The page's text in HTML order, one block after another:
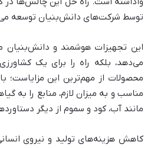
توسط شرکت‌های دانش‌بنیان توسعه
این تجهیزات هوشمند و دانش‌بنیان
می‌دهد، بلکه راه را برای یک
محصولات از مهم‌ترین این مزایاست؛
مناسب و به میزان لازم، منابع را به
مانند آب، کود و سموم از دیگر
کاهش هزینه‌های تولید و نیروی